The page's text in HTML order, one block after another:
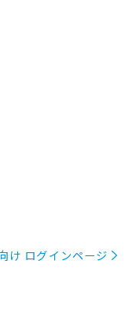
け ログインページ